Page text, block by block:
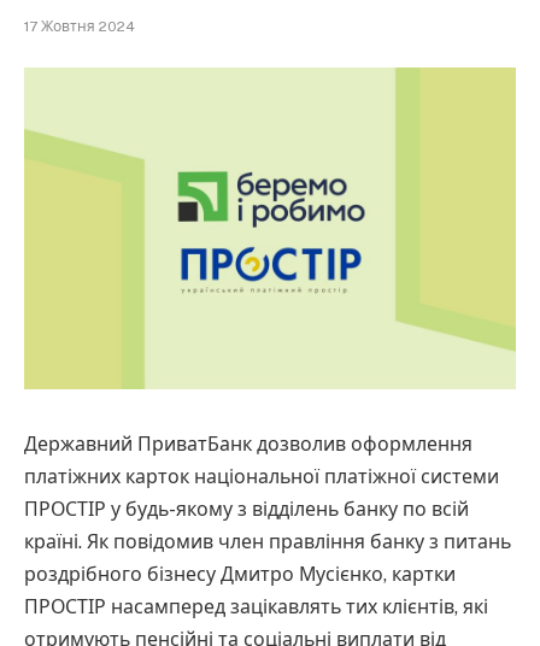
17 Жовтня 2024
Державний ПриватБанк дозволив оформлення
платіжних карток національної платіжної системи
ПРОСТІР у будь-якому з відділень банку по всій
країні. Як повідомив член правління банку з питань
роздрібного бізнесу Дмитро Мусієнко, картки
ПРОСТІР насамперед зацікавлять тих клієнтів, які
отримують пенсійні та соціальні виплати від